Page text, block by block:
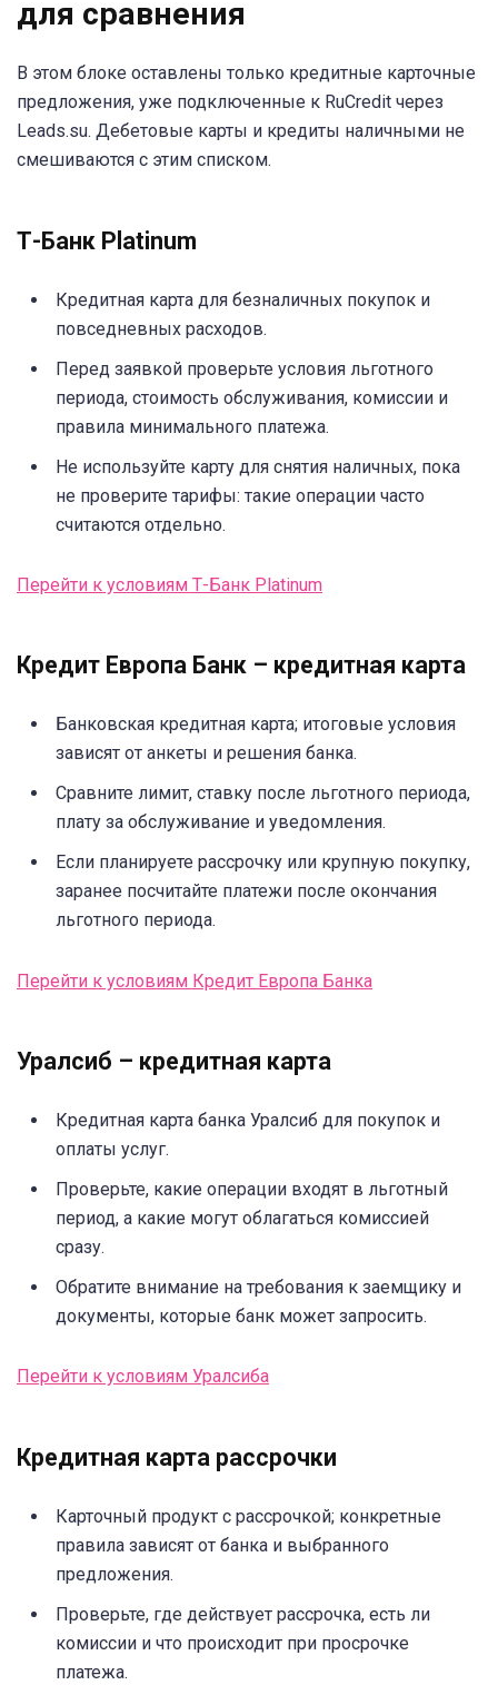
для сравнения
В этом блоке оставлены только кредитные карточные
предложения, уже подключенные к RuCredit через
Leads.su. Дебетовые карты и кредиты наличными не
смешиваются с этим списком.
Т-Банк Platinum
Кредитная карта для безналичных покупок и
повседневных расходов.
Перед заявкой проверьте условия льготного
периода, стоимость обслуживания, комиссии и
правила минимального платежа.
Не используйте карту для снятия наличных, пока
не проверите тарифы: такие операции часто
считаются отдельно.
Перейти к условиям Т-Банк Platinum
Кредит Европа Банк – кредитная карта
Банковская кредитная карта; итоговые условия
зависят от анкеты и решения банка.
Сравните лимит, ставку после льготного периода,
плату за обслуживание и уведомления.
Если планируете рассрочку или крупную покупку,
заранее посчитайте платежи после окончания
льготного периода.
Перейти к условиям Кредит Европа Банка
Уралсиб – кредитная карта
Кредитная карта банка Уралсиб для покупок и
оплаты услуг.
Проверьте, какие операции входят в льготный
период, а какие могут облагаться комиссией
сразу.
Обратите внимание на требования к заемщику и
документы, которые банк может запросить.
Перейти к условиям Уралсиба
Кредитная карта рассрочки
Карточный продукт с рассрочкой; конкретные
правила зависят от банка и выбранного
предложения.
Проверьте, где действует рассрочка, есть ли
комиссии и что происходит при просрочке
платежа.